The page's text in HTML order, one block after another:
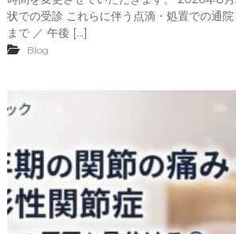
状での受診 これらに伴う点滴・処置での通
まで ／ 午後 […]
Blog